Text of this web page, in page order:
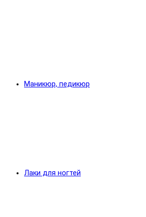
Маникюр, педикюр
Лаки для ногтей